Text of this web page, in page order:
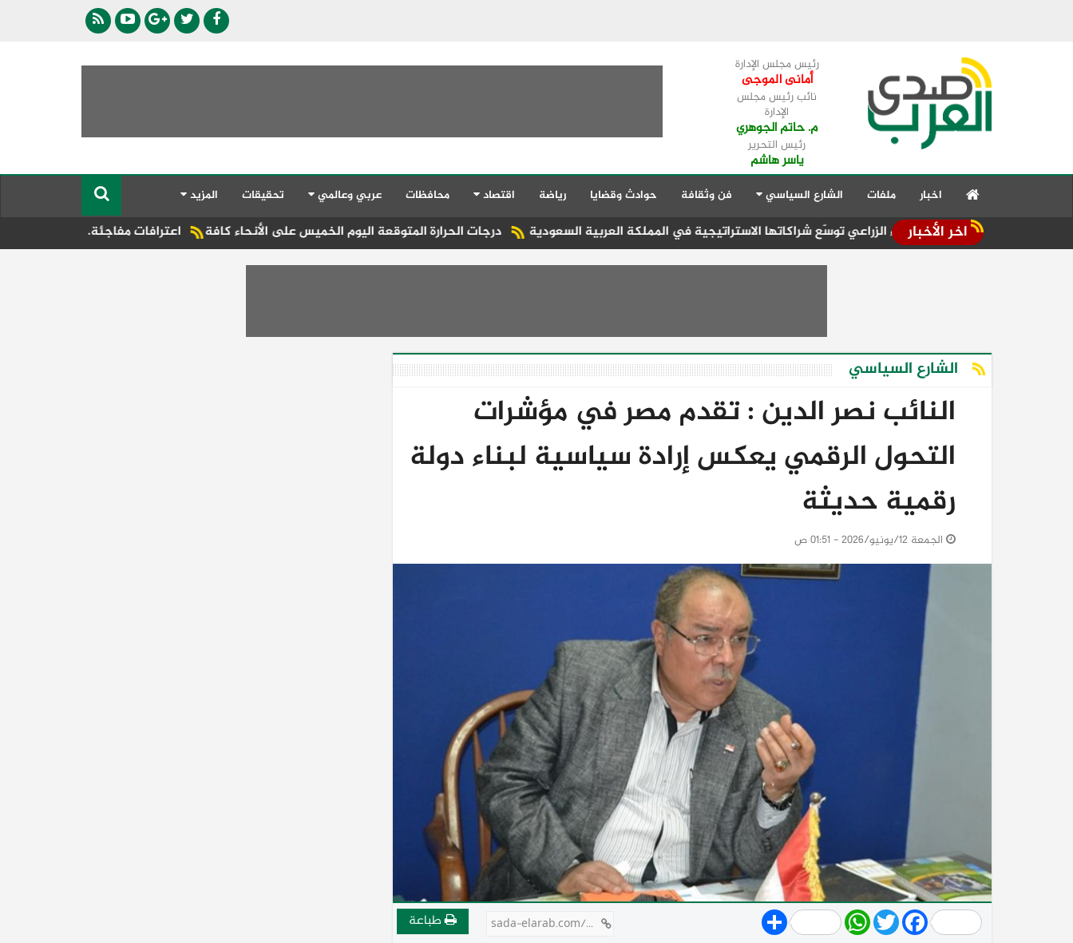
رئيس مجلس الإدارة
أمانى الموجى
نائب رئيس مجلس
الإدارة
م. حاتم الجوهري
رئيس التحرير
ياسر هاشم
اخبار ملفات الشارع السياسي فن وثقافة حوادث وقضايا رياضة اقتصاد محافظات عربي وعالمي تحقيقات المزيد
اخر الأخبار اعترافات مفاجئة.. السيدة تنفي واقعة التحرش درجات الحرارة المتوقعة اليوم الخميس على الأنحاء كافة للاستثمار والإنماء الزراعي توسّع شراكاتها الاستراتيجية في المملكة العربية السعودية
الشارع السياسي
النائب نصر الدين : تقدم مصر في مؤشرات
التحول الرقمي يعكس إرادة سياسية لبناء دولة
رقمية حديثة
الجمعة 12/يونيو/2026 - 01:51 ص
Share WhatsApp
TwitterFacebook طباعة sada-elarab.com/809466